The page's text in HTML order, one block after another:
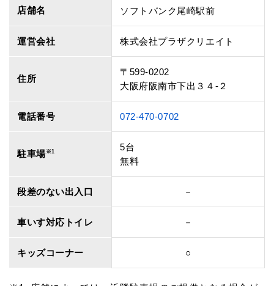
店舗名 ソフトバンク尾崎駅前
運営会社 株式会社プラザクリエイト
住所
〒599-0202
大阪府阪南市下出３４‐２
電話番号 072-470-0702
駐車場※1
5台
無料
段差のない出入口 －
車いす対応トイレ －
キッズコーナー ○